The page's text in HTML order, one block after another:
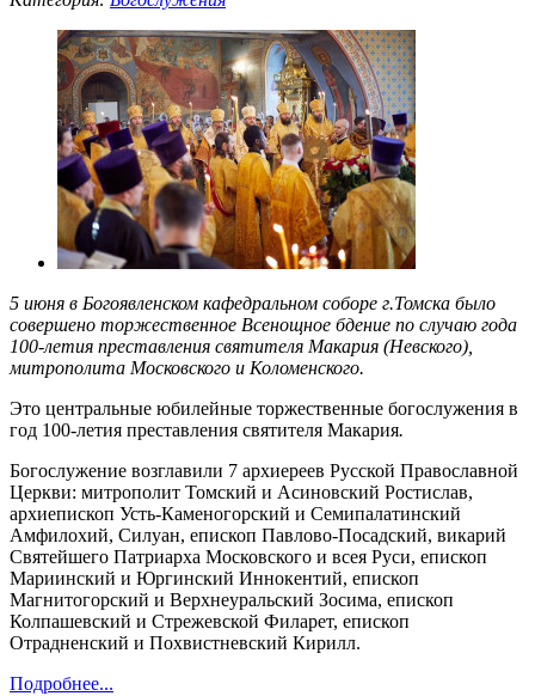
5 июня в Богоявленском кафедральном соборе г.Томска было
совершено торжественное Всенощное бдение по случаю года
100-летия преставления святителя Макария (Невского),
митрополита Московского и Коломенского.
Это центральные юбилейные торжественные богослужения в
год 100-летия преставления святителя Макария.
Богослужение возглавили 7 архиереев Русской Православной
Церкви: митрополит Томский и Асиновский Ростислав,
архиепископ Усть-Каменогорский и Семипалатинский
Амфилохий, Силуан, епископ Павлово-Посадский, викарий
Святейшего Патриарха Московского и всея Руси, епископ
Мариинский и Юргинский Иннокентий, епископ
Магнитогорский и Верхнеуральский Зосима, епископ
Колпашевский и Стрежевской Филарет, епископ
Отрадненский и Похвистневский Кирилл.
Подробнее...